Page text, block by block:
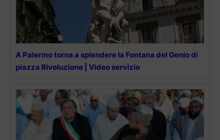
A Palermo torna a splendere la Fontana del Genio di
piazza Rivoluzione | Video servizio